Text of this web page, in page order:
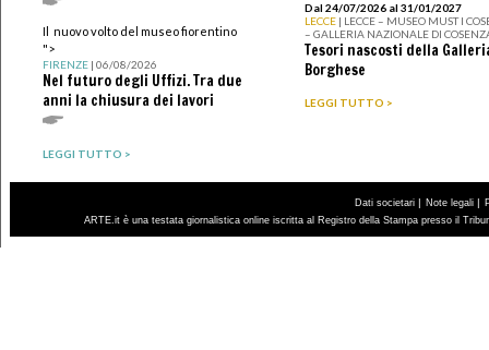
Il nuovo volto del museo fiorentino
">
FIRENZE| 06/08/2026
Nel futuro degli Uffizi. Tra due
anni la chiusura dei lavori
LEGGI TUTTO >
Dal 24/07/2026 al 31/01/2027
LECCE | LECCE – MUSEO MUST I
– GALLERIA NAZIONALE DI
Tesori nascosti della
Borghese
LEGGI TUTTO >
Dati societari | Note legali |
ARTE.it è una testata giornalistica online iscritta al Registro della Stampa presso il